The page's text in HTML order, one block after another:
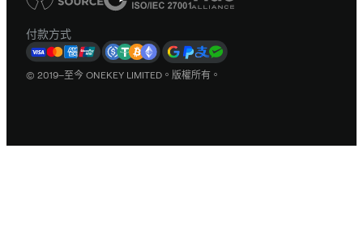
付款方式
© 2019–至今 ONEKEY LIMITED。版權所有。